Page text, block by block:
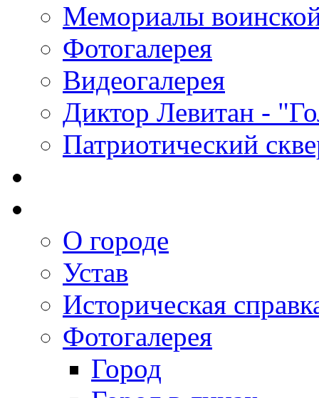
Мемориалы
Фотогалерея
Видеогалерея
Диктор Левитан -
Патриотический
О городе
Устав
Историческая
Фотогалерея
Город